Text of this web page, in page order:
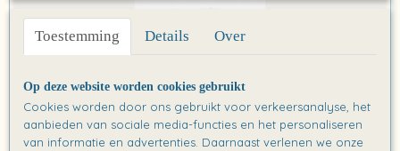
Toestemming Details Over
Op deze website worden cookies gebruikt
Cookies worden door ons gebruikt voor verkeersanalyse, het
aanbieden van sociale media-functies en het personaliseren
van informatie en advertenties. Daarnaast verlenen we onze